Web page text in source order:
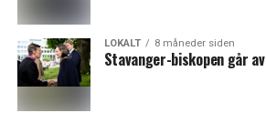
LOKALT 8 måneder siden
Stavanger-biskopen går av